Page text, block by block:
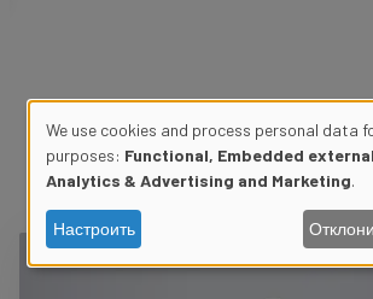
Use
of
personal
We use cookies and process personal data
purposes: Functional, Embedded
Analytics & Advertising and Marketing.
Настроить